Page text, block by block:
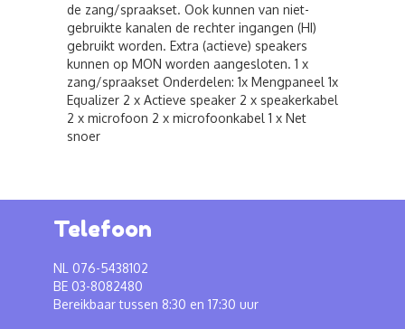
de zang/spraakset. Ook kunnen van niet-
gebruikte kanalen de rechter ingangen (HI)
gebruikt worden. Extra (actieve) speakers
kunnen op MON worden aangesloten. 1 x
zang/spraakset Onderdelen: 1x Mengpaneel 1x
Equalizer 2 x Actieve speaker 2 x speakerkabel
2 x microfoon 2 x microfoonkabel 1 x Net
snoer
Telefoon
NL 076-5438102
BE 03-8082480
Bereikbaar tussen 8:30 en 17:30 uur